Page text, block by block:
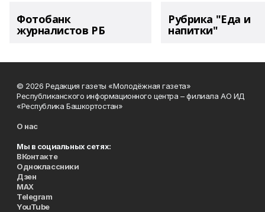
Фотобанк
журналистов РБ
Рубрика "Еда и
напитки"
© 2026 Редакция газеты «Молодёжная газета»
Республиканского информационного центра – филиала АО ИД
«Республика Башкортостан»
О нас
Мы в социальных сетях:
ВКонтакте
Одноклассники
Дзен
MAX
Telegram
YouTube